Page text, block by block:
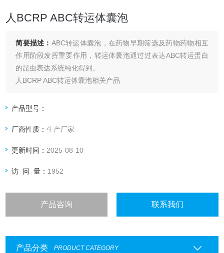
人BCRP ABC转运体囊泡
简要描述： ABC转运体囊泡，在药物早期筛选及药物药物相互
作用阶段发挥重要作用，转运体囊泡通过过表达ABC转运蛋白
的昆虫表达系统纯化得到。
人BCRP ABC转运体囊泡相关产品
人MDR1囊泡
人MRP2囊泡
人MRP4囊泡
人MRP8囊泡
狗MRP2囊泡
猴MRP2囊泡
大鼠BCRP囊泡
大鼠MRP2囊泡
产品型号：
厂商性质：生产厂家
更新时间： 2025-08-10
访 问 量： 1952
产品咨询 联系我们
产品分类 PRODUCT CATEGORY